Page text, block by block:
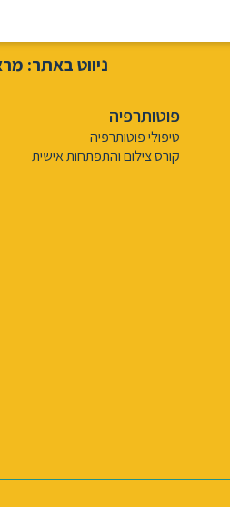
ניווט באתר:
פוטותרפיה
טיפולי פוטותרפיה
קורס צילום והתפתחות אישית